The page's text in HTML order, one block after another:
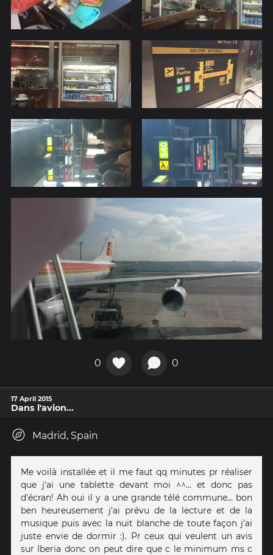
0 0
17 April 2015
Dans l'avion...
Madrid, Spain
Me voilà installée et il me faut qq minutes pr réaliser
que j'ai une tablette devant moi ^^... et donc pas
d'écran! Ah oui il y a une grande télé commune... bon
ben heureusement j'ai prévu de la lecture et de la
musique puis avec la nuit blanche de toute façon j'ai
juste envie de dormir :). Pr ceux qui veulent un avis
sur Iberia donc on peut dire que c le minimum ms c